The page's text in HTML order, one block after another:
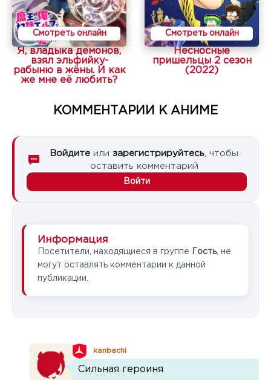
Смотреть онлайн
Я, владыка демонов,
взял эльфийку-
рабыню в жёны. И как
же мне её любить?
Смотреть онлайн
Несносные
пришельцы 2 сезон
(2022)
КОММЕНТАРИИ К АНИМЕ
Войдите или зарегистрируйтесь , чтобы
оставить комментарий
Войти
Информация
Посетители, находящиеся в группе Гость, не
могут оставлять комментарии к данной
публикации.
kanbachi
Сильная героиня